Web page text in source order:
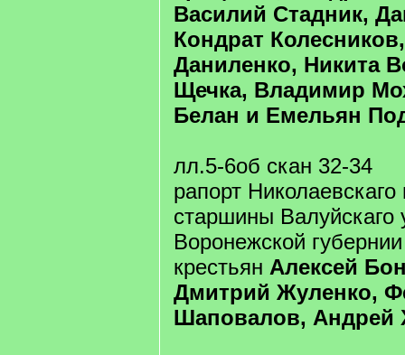
Василий Стадник,
Кондрат
Даниленко, Никита
Щечка, Владимир
Белан и Емельян
лл.5-6об скан 32-34
рапорт Николаевскаго
старшины Валуйскаго
Воронежской
крестьян Алексей
Дмитрий Жуленко,
Шаповалов, Андрей